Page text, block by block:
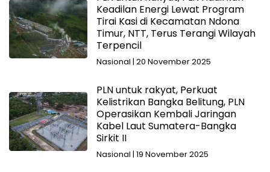
Keadilan Energi Lewat Program
Tirai Kasi di Kecamatan Ndona
Timur, NTT, Terus Terangi Wilayah
Terpencil
Nasional | 20 November 2025
PLN untuk rakyat, Perkuat
Kelistrikan Bangka Belitung, PLN
Operasikan Kembali Jaringan
Kabel Laut Sumatera-Bangka
Sirkit II
Nasional | 19 November 2025